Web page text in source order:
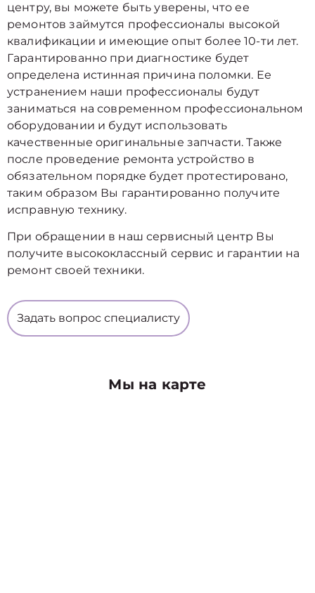
центру, вы можете быть уверены, что ее
ремонтов займутся профессионалы высокой
квалификации и имеющие опыт более 10-ти лет.
Гарантированно при диагностике будет
определена истинная причина поломки. Ее
устранением наши профессионалы будут
заниматься на современном профессиональном
оборудовании и будут использовать
качественные оригинальные запчасти. Также
после проведение ремонта устройство в
обязательном порядке будет протестировано,
таким образом Вы гарантированно получите
исправную технику.
При обращении в наш сервисный центр Вы
получите высококлассный сервис и гарантии на
ремонт своей техники.
Задать вопрос специалисту
Мы на карте